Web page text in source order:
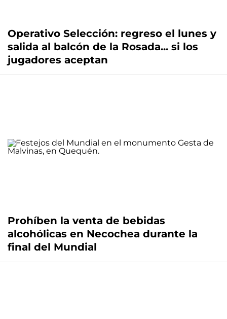
Operativo Selección: regreso el lunes y
salida al balcón de la Rosada... si los
jugadores aceptan
Prohíben la venta de bebidas
alcohólicas en Necochea durante la
final del Mundial